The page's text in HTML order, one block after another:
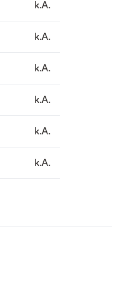
k.A.
k.A.
k.A.
k.A.
k.A.
k.A.